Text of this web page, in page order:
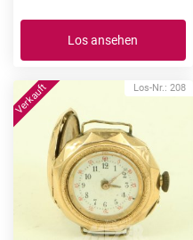
Los ansehen
Los-Nr.: 208